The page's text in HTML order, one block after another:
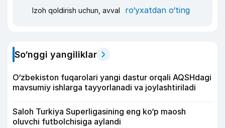
Izoh qoldirish uchun, avval ro‘yxatdan o‘ting
So‘nggi yangiliklar
O‘zbekiston fuqarolari yangi dastur orqali AQSHdagi
mavsumiy ishlarga tayyorlanadi va joylashtiriladi
Saloh Turkiya Superligasining eng ko‘p maosh
oluvchi futbolchisiga aylandi